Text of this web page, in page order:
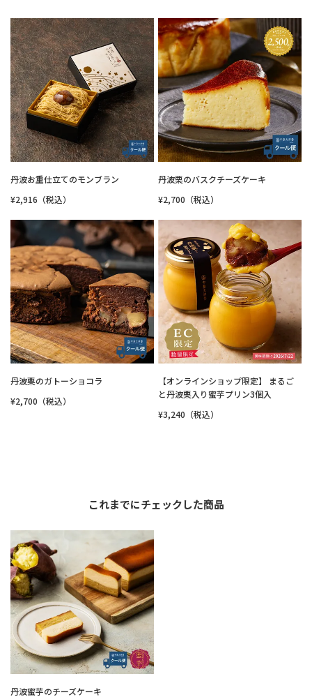
丹波お重仕立てのモンブラン
¥2,916（税込）
丹波栗のバスクチーズケーキ
¥2,700（税込）
丹波栗のガトーショコラ
¥2,700（税込）
【オンラインショップ限定】 まるご
と丹波栗入り蜜芋プリン3個入
¥3,240（税込）
これまでにチェックした商品
丹波蜜芋のチーズケーキ